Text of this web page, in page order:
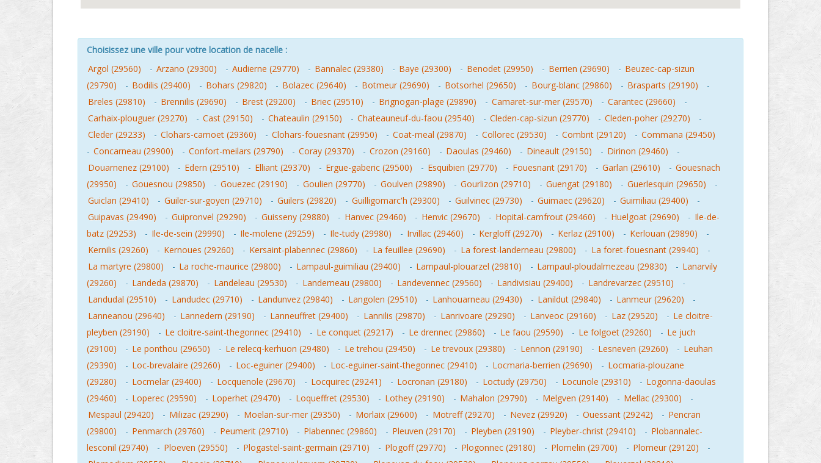
Choisissez une ville pour votre location de nacelle :
Argol (29560)
- Arzano (29300) - Audierne (29770) - Bannalec (29380) - Baye (29300) - Benodet (29950) - Berrien (29690) - Beuzec-cap-sizun
(29790)
- Bodilis (29400) - Bohars (29820) - Bolazec (29640) - Botmeur (29690) - Botsorhel (29650) - Bourg-blanc (29860) - Brasparts (29190)
-
Breles (29810)
- Brennilis (29690) - Brest (29200) - Briec (29510) - Brignogan-plage (29890) - Camaret-sur-mer (29570) - Carantec (29660)
-
Carhaix-plouguer (29270)
- Cast (29150) - Chateaulin (29150) - Chateauneuf-du-faou (29540) - Cleden-cap-sizun (29770) - Cleden-poher (29270)
-
Cleder (29233)
- Clohars-carnoet (29360) - Clohars-fouesnant (29950) - Coat-meal (29870) - Collorec (29530) - Combrit (29120) - Commana (29450)
- Concarneau (29900) - Confort-meilars (29790) - Coray (29370) - Crozon (29160) - Daoulas (29460) - Dineault (29150) - Dirinon (29460)
-
Douarnenez (29100)
- Edern (29510) - Elliant (29370) - Ergue-gaberic (29500) - Esquibien (29770) - Fouesnant (29170) - Garlan (29610) - Gouesnach
(29950)
- Gouesnou (29850) - Gouezec (29190) - Goulien (29770) - Goulven (29890) - Gourlizon (29710) - Guengat (29180) - Guerlesquin (29650)
-
Guiclan (29410)
- Guiler-sur-goyen (29710) - Guilers (29820) - Guilligomarc'h (29300) - Guilvinec (29730) - Guimaec (29620) - Guimiliau (29400)
-
Guipavas (29490)
- Guipronvel (29290) - Guisseny (29880) - Hanvec (29460) - Henvic (29670) - Hopital-camfrout (29460) - Huelgoat (29690) - Ile-de-
batz (29253)
- Ile-de-sein (29990) - Ile-molene (29259) - Ile-tudy (29980) - Irvillac (29460) - Kergloff (29270) - Kerlaz (29100) - Kerlouan (29890)
-
Kernilis (29260)
- Kernoues (29260) - Kersaint-plabennec (29860) - La feuillee (29690) - La forest-landerneau (29800) - La foret-fouesnant (29940)
-
La martyre (29800)
- La roche-maurice (29800) - Lampaul-guimiliau (29400) - Lampaul-plouarzel (29810) - Lampaul-ploudalmezeau (29830) - Lanarvily
(29260)
- Landeda (29870) - Landeleau (29530) - Landerneau (29800) - Landevennec (29560) - Landivisiau (29400) - Landrevarzec (29510)
-
Landudal (29510)
- Landudec (29710) - Landunvez (29840) - Langolen (29510) - Lanhouarneau (29430) - Lanildut (29840) - Lanmeur (29620)
-
Lanneanou (29640)
- Lannedern (29190) - Lanneuffret (29400) - Lannilis (29870) - Lanrivoare (29290) - Lanveoc (29160) - Laz (29520) - Le cloitre-
pleyben (29190)
- Le cloitre-saint-thegonnec (29410) - Le conquet (29217) - Le drennec (29860) - Le faou (29590) - Le folgoet (29260) - Le juch
(29100)
- Le ponthou (29650) - Le relecq-kerhuon (29480) - Le trehou (29450) - Le trevoux (29380) - Lennon (29190) - Lesneven (29260) - Leuhan
(29390)
- Loc-brevalaire (29260) - Loc-eguiner (29400) - Loc-eguiner-saint-thegonnec (29410) - Locmaria-berrien (29690) - Locmaria-plouzane
(29280)
- Locmelar (29400) - Locquenole (29670) - Locquirec (29241) - Locronan (29180) - Loctudy (29750) - Locunole (29310) - Logonna-daoulas
(29460)
- Loperec (29590) - Loperhet (29470) - Loqueffret (29530) - Lothey (29190) - Mahalon (29790) - Melgven (29140) - Mellac (29300)
-
Mespaul (29420)
- Milizac (29290) - Moelan-sur-mer (29350) - Morlaix (29600) - Motreff (29270) - Nevez (29920) - Ouessant (29242) - Pencran
(29800)
- Penmarch (29760) - Peumerit (29710) - Plabennec (29860) - Pleuven (29170) - Pleyben (29190) - Pleyber-christ (29410) - Plobannalec-
lesconil (29740)
- Ploeven (29550) - Plogastel-saint-germain (29710) - Plogoff (29770) - Plogonnec (29180) - Plomelin (29700) - Plomeur (29120)
-